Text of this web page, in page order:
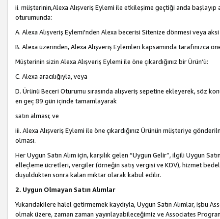
ii. müşterinin,Alexa Alışveriş Eylemi ile etkileşime geçtiği anda
oturumunda:
A. Alexa Alışveriş Eylemi'nden Alexa becerisi Sitenize dönmesi veya
B. Alexa üzerinden, Alexa Alışveriş Eylemleri kapsamında tarafınızca
Müşterinin sizin Alexa Alışveriş Eylemi ile öne çıkardığınız bir Ürün’ü:
C. Alexa aracılığıyla, veya
D. Ürünü Beceri Oturumu sırasında alışveriş sepetine ekleyerek, söz
en geç 89 gün içinde tamamlayarak
satın alması; ve
iii. Alexa Alışveriş Eylemi ile öne çıkardığınız Ürünün müşteriye
olması.
Her Uygun Satın Alım için, karşılık gelen “Uygun Gelir”, ilgili Uygun
elleçleme ücretleri, vergiler (örneğin satış vergisi ve KDV), hizmet
düşüldükten sonra kalan miktar olarak kabul edilir.
2. Uygun Olmayan Satın Alımlar
Yukarıdakilere halel getirmemek kaydıyla, Uygun Satın Alımlar, işbu
olmak üzere, zaman zaman yayınlayabileceğimiz ve Associates